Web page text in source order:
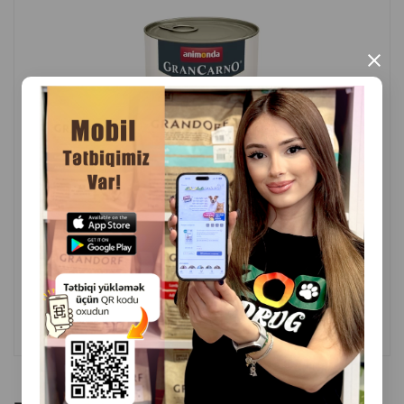
×
Artıq doldurucular olmadan heyvani mənşəli
inqrediyentlərə fokuslanır.
Vom Feinsten xətti dad müxtəlifliyi və yetkin itlərin gündəlik
ehtiyaclarına uyğunluq üzərində qurulub. Bu seçim daha
cəlbedici dad profili axtaran sahiblər üçün yaxşı variant ola
İstehsal ölkəsi:
Almaniya
( Rəylər)
Çəki Qiymət
Almaq
1 ədəd
8.80
ALMAQ